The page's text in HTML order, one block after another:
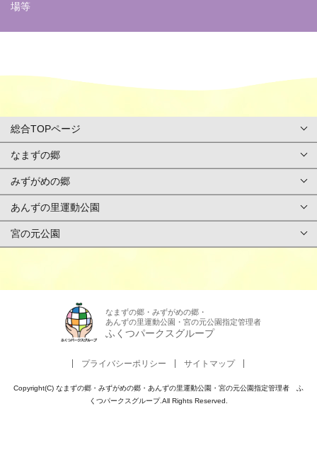
場等
総合TOPページ
総合TOPページ
利用案内・申請
ご予約方法
アンケート
なまずの郷
TOPページ
基本情報
施設紹介/マップ
施設使用料金
周辺観光
みずがめの郷
TOPページ
基本情報
施設紹介/マップ
あんずの里運動公園
TOPページ
施設紹介/マップ
宮の元公園
施設紹介/マップ
なまずの郷・みずがめの郷・
あんずの里運動公園・宮の元公園指定管理者
ふくつパークスグループ
プライバシーポリシー サイトマップ
Copyright(C) なまずの郷・みずがめの郷・あんずの里運動公園・宮の元公園指定管理者 ふ
くつパークスグループ.All Rights Reserved.